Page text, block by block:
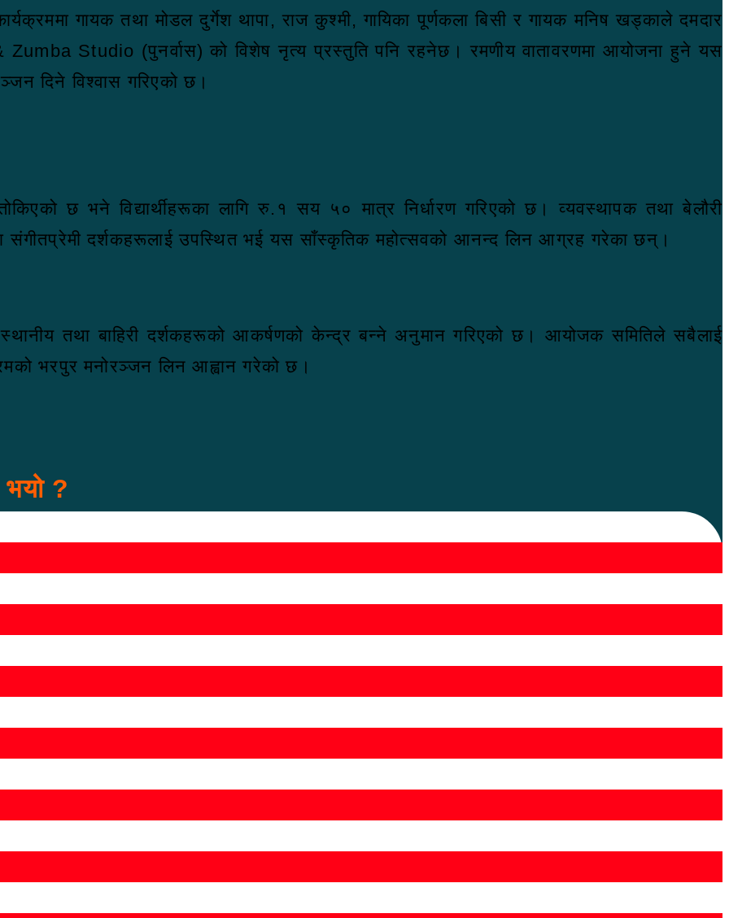
गायक तथा मोडल दुर्गेश थापा, राज कुश्मी, गायिका पूर्णकला बिसी र गायक मनिष खड्काले दमदार
Studio (पुनर्वास) को विशेष नृत्य प्रस्तुति पनि रहनेछ। रमणीय वातावरणमा आयोजना हुने यस
दिने विश्वास गरिएको छ।
छ भने विद्यार्थीहरूका लागि रु.१ सय ५० मात्र निर्धारण गरिएको छ। व्यवस्थापक तथा बेलौरी
संगीतप्रेमी दर्शकहरूलाई उपस्थित भई यस साँस्कृतिक महोत्सवको आनन्द लिन आग्रह गरेका छन्।
स्थानीय तथा बाहिरी दर्शकहरूको आकर्षणको केन्द्र बन्ने अनुमान गरिएको छ। आयोजक समितिले सबैलाई
भरपुर मनोरञ्जन लिन आह्वान गरेको छ।
?